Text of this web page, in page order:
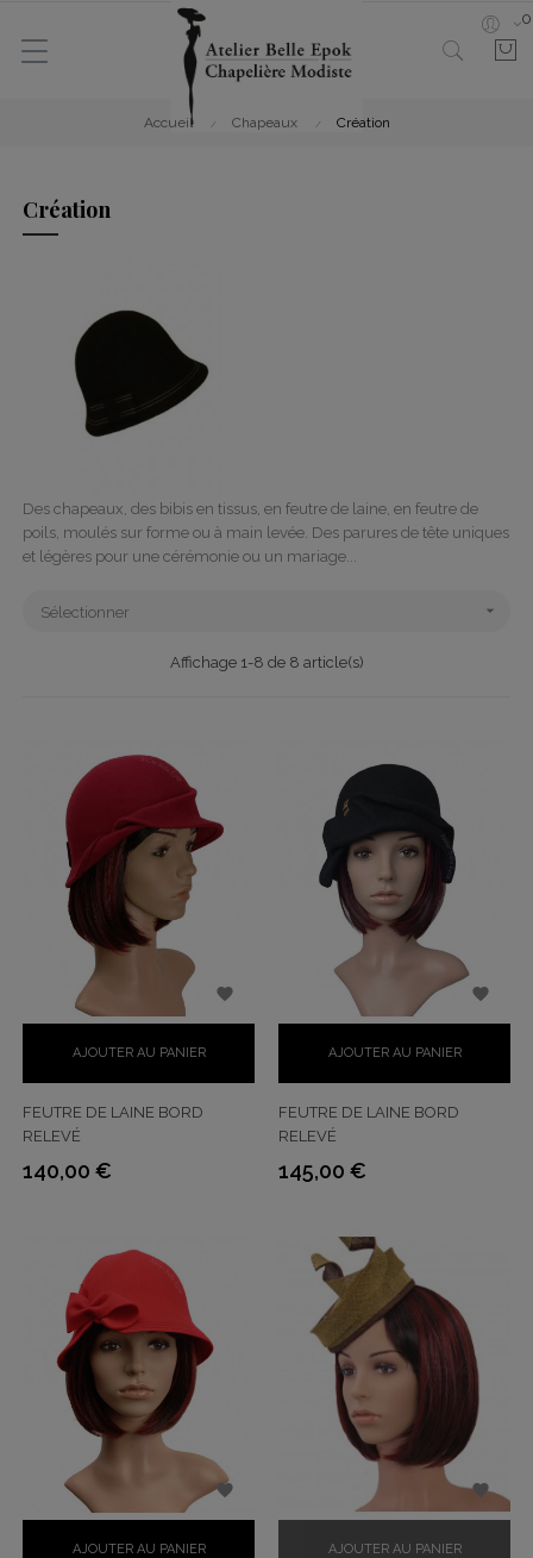
0
Accueil Chapeaux Création
Création
Des chapeaux, des bibis en tissus, en feutre de laine, en feutre de
poils, moulés sur forme ou à main levée. Des parures de tête uniques
et légères pour une cérémonie ou un mariage...
Sélectionner 
Affichage 1-8 de 8 article(s)
AJOUTER AU PANIER

FEUTRE DE LAINE BORD
RELEVÉ
Prix
140,00 €
AJOUTER AU PANIER

FEUTRE DE LAINE BORD
RELEVÉ
Prix
145,00 €
AJOUTER AU PANIER

AJOUTER AU PANIER
